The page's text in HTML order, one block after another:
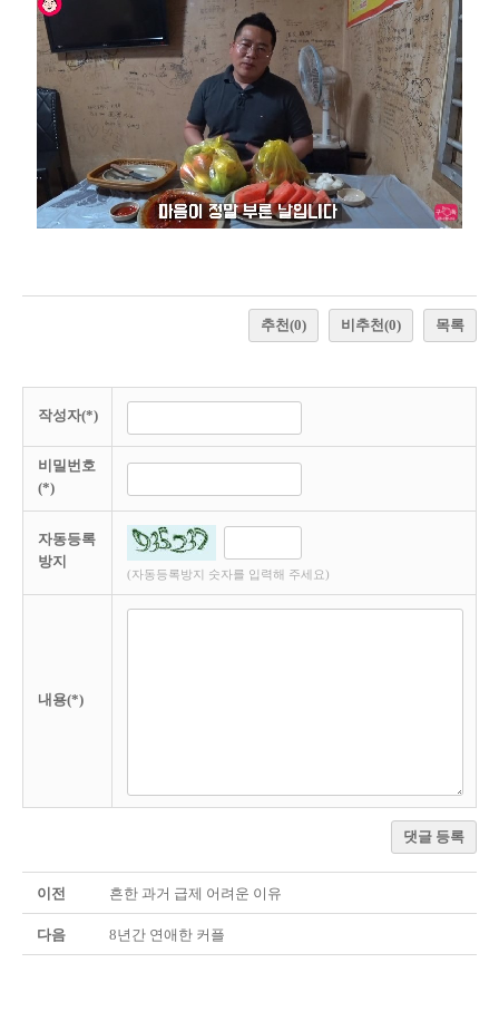
추천(0) 비추천(0) 목록
작성자(*)
비밀번호
(*)
자동등록
방지
(자동등록방지 숫자를 입력해 주세요)
내용(*)
댓글 등록
이전 흔한 과거 급제 어려운 이유
다음 8년간 연애한 커플